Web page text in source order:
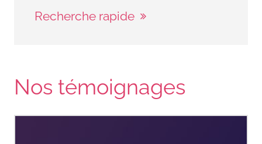
Recherche rapide
Nos témoignages